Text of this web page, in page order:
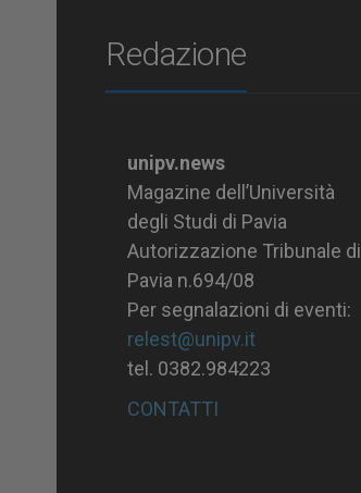
Redazione
unipv.news
Magazine dell’Università
degli Studi di Pavia
Autorizzazione Tribunale di
Pavia n.694/08
Per segnalazioni di eventi:
relest@unipv.it
tel. 0382.984223
CONTATTI